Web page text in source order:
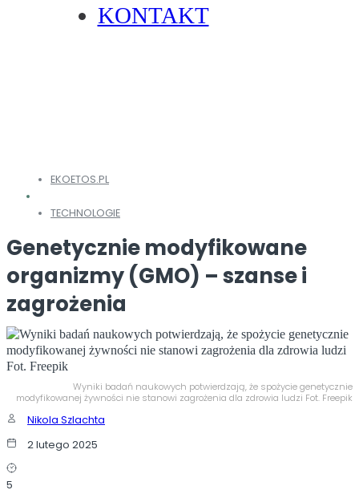
KONTAKT
EKOETOS.PL
TECHNOLOGIE
Genetycznie modyfikowane
organizmy (GMO) – szanse i
zagrożenia
Wyniki badań naukowych potwierdzają, że spożycie genetycznie
modyfikowanej żywności nie stanowi zagrożenia dla zdrowia ludzi Fot. Freepik
Nikola Szlachta
2 lutego 2025
5